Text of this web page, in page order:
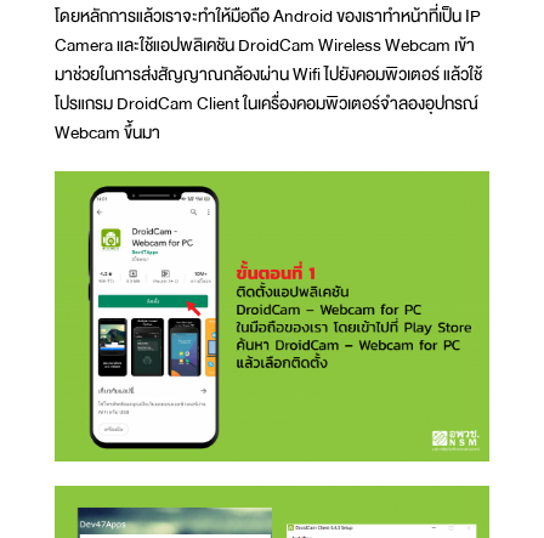
โดยหลักการแล้วเราจะทำให้มือถือ Android ของเราทำหน้าที่เป็น IP
Camera และใช้แอปพลิเคชัน DroidCam Wireless Webcam เข้า
มาช่วยในการส่งสัญญาณกล้องผ่าน Wifi ไปยังคอมพิวเตอร์ แล้วใช้
โปรแกรม DroidCam Client ในเครื่องคอมพิวเตอร์จำลองอุปกรณ์
Webcam ขึ้นมา